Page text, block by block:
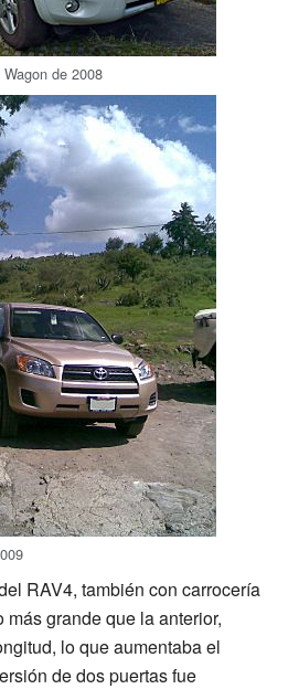
de 2008
RAV4, también con carrocería
grande que la anterior,
lo que aumentaba el
de dos puertas fue